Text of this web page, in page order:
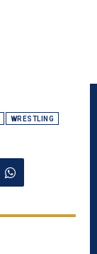
WRESTLING